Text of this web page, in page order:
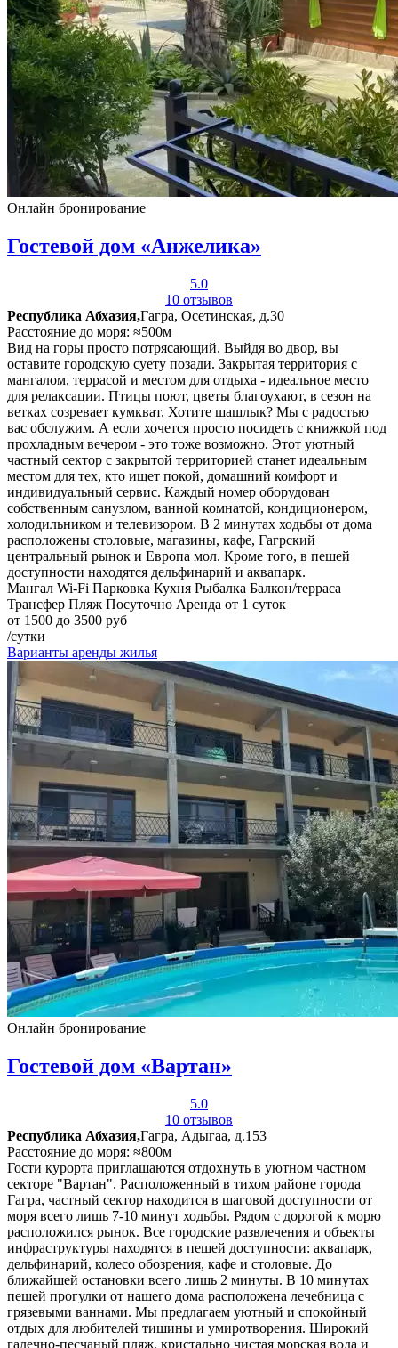
Онлайн бронирование
Гостевой дом «Анжелика»
5.0
10 отзывов
Республика Абхазия,Гагра, Осетинская, д.30
Расстояние до моря: ≈500м
Вид на горы просто потрясающий. Выйдя во двор, вы
оставите городскую суету позади. Закрытая территория с
мангалом, террасой и местом для отдыха - идеальное место
для релаксации. Птицы поют, цветы благоухают, в сезон на
ветках созревает кумкват. Хотите шашлык? Мы с радостью
вас обслужим. А если хочется просто посидеть с книжкой под
прохладным вечером - это тоже возможно. Этот уютный
частный сектор с закрытой территорией станет идеальным
местом для тех, кто ищет покой, домашний комфорт и
индивидуальный сервис. Каждый номер оборудован
собственным санузлом, ванной комнатой, кондиционером,
холодильником и телевизором. В 2 минутах ходьбы от дома
расположены столовые, магазины, кафе, Гагрский
центральный рынок и Европа мол. Кроме того, в пешей
доступности находятся дельфинарий и аквапарк.
Мангал Wi-Fi Парковка Кухня Рыбалка Балкон/терраса
Трансфер Пляж Посуточно Аренда от 1 суток
от 1500 до 3500 руб
/сутки
Варианты аренды жилья
Онлайн бронирование
Гостевой дом «Вартан»
5.0
10 отзывов
Республика Абхазия,Гагра, Адыгаа, д.153
Расстояние до моря: ≈800м
Гости курорта приглашаются отдохнуть в уютном частном
секторе "Вартан". Расположенный в тихом районе города
Гагра, частный сектор находится в шаговой доступности от
моря всего лишь 7-10 минут ходьбы. Рядом с дорогой к морю
расположился рынок. Все городские развлечения и объекты
инфраструктуры находятся в пешей доступности: аквапарк,
дельфинарий, колесо обозрения, кафе и столовые. До
ближайшей остановки всего лишь 2 минуты. В 10 минутах
пешей прогулки от нашего дома расположена лечебница с
грязевыми ваннами. Мы предлагаем уютный и спокойный
отдых для любителей тишины и умиротворения. Широкий
галечно-песчаный пляж, кристально чистая морская вода и